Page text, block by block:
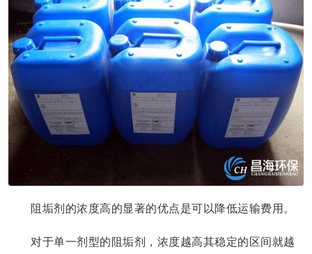
阻垢剂的浓度高的显著的优点是可以降低运输费用。
对于单一剂型的阻垢剂，浓度越高其稳定的区间就越